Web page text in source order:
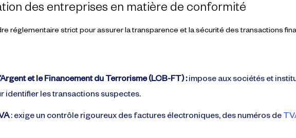
des entreprises en matière de conformité
réglementaire strict pour assurer la transparence et la sécurité des transactions
et le Financement du Terrorisme (LCB-FT) :impose aux sociétés et
identifier les transactions suspectes.
: exige un contrôle rigoureux des factures électroniques, des numéros de